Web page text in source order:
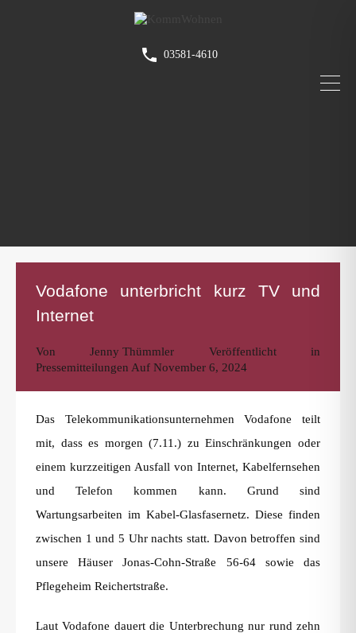
03581-4610
Vodafone unterbricht kurz TV und
Internet
VonJenny Thümmler Veröffentlicht in
Pressemitteilungen Auf November 6, 2024
Das Telekommunikationsunternehmen Vodafone teilt
mit, dass es morgen (7.11.) zu Einschränkungen oder
einem kurzzeitigen Ausfall von Internet, Kabelfernsehen
und Telefon kommen kann. Grund sind
Wartungsarbeiten im Kabel-Glasfasernetz. Diese finden
zwischen 1 und 5 Uhr nachts statt. Davon betroffen sind
unsere Häuser Jonas-Cohn-Straße 56-64 sowie das
Pflegeheim Reichertstraße.
Laut Vodafone dauert die Unterbrechung nur rund zehn